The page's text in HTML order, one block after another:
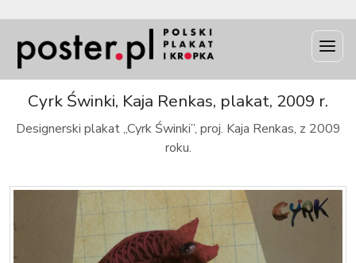
Cyrk Świnki, Kaja Renkas, plakat, 2009 r.
Designerski plakat „Cyrk Świnki”, proj. Kaja Renkas, z 2009
roku.